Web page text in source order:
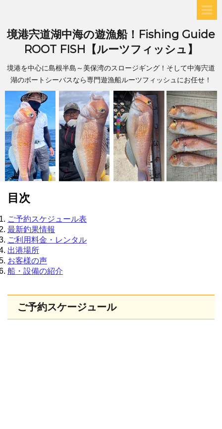
境港宍道湖中海の遊漁船！Fishing Guide
ROOT FISH【ルーツフィッシュ】
境港を中心に島根半島～美保湾のスロージギング！そして中海宍道
湖のボートシーバスなら専門遊漁船ルーツフィッシュにお任せ！
目次
ご予約スケジュール表
最新釣果情報
ご利用料金・レンタル
出港場所
お客様の声
船・設備の紹介
ご予約スケージュール